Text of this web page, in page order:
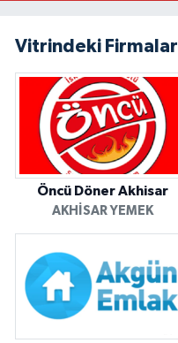
Vitrindeki Firmalar
Öncü Döner Akhisar
AKHISAR YEMEK